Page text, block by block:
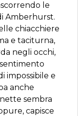
le
Amberhurst.
chiacchiere
e taciturna,
negli occhi,
impossibile e
anche
sembra
capisce